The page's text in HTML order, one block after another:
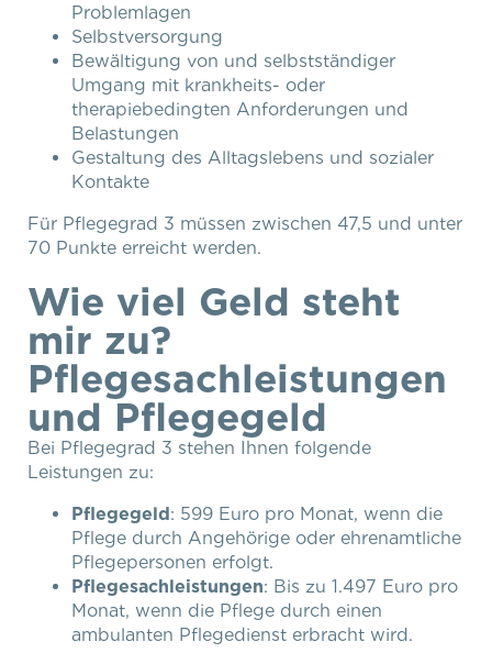
Problemlagen
Selbstversorgung
Bewältigung von und selbstständiger
Umgang mit krankheits- oder
therapiebedingten Anforderungen und
Belastungen
Gestaltung des Alltagslebens und sozialer
Kontakte
Für Pflegegrad 3 müssen zwischen 47,5 und unter
70 Punkte erreicht werden.
Wie viel Geld steht
mir zu?
Pflegesachleistungen
und Pflegegeld
Bei Pflegegrad 3 stehen Ihnen folgende
Leistungen zu:
Pflegegeld: 599 Euro pro Monat, wenn die
Pflege durch Angehörige oder ehrenamtliche
Pflegepersonen erfolgt.
Pflegesachleistungen: Bis zu 1.497 Euro pro
Monat, wenn die Pflege durch einen
ambulanten Pflegedienst erbracht wird.